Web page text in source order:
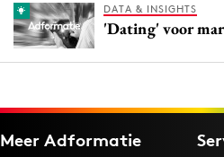
DATA & INSIGHTS
'Dating' voor
Meer Adformatie